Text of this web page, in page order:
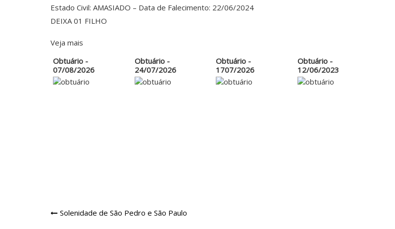
Estado Civil: AMASIADO – Data de Falecimento: 22/06/2024
DEIXA 01 FILHO
Veja mais
Obtuário -
07/08/2026
Obtuário -
24/07/2026
Obtuário -
1707/2026
Obtuário -
12/06/2023
Navegação
Solenidade de São Pedro e São Paulo